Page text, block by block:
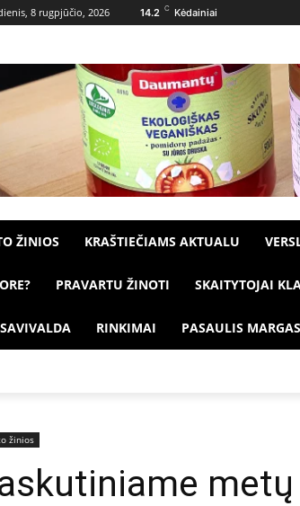
8 rugpjūčio, 2026 14.2 C Kėdainiai
ŽINIOS KRAŠTIEČIAMS AKTUALU
PRAVARTU ŽINOTI SKAITYTOJAI
SAVIVALDA RINKIMAI PASAULIS MARGAS
žinios